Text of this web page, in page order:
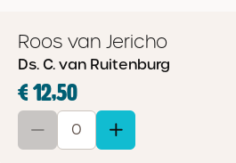
Roos van Jericho
Ds. C. van Ruitenburg
€ 12,50